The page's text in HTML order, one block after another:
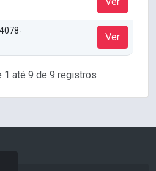
Ver
1 até 9 de 9 registros